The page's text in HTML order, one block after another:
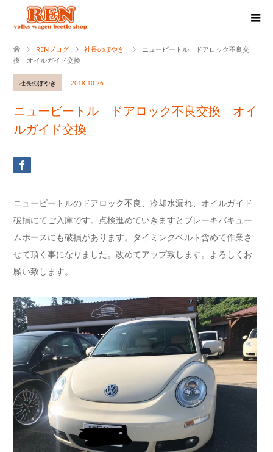
RENブログ 社長のぼやき
ニュービートル ドアロック不良交
換 オイルガイド交換
社長のぼやき 2018.10.26
ニュービートル ドアロック不良交換 オイ
ルガイド交換
ニュービートルのドアロック不良、冷却水漏れ、オイルガイド
破損にてご入庫です。点検進めていきますとブレーキバキュー
ムホースにも破損があります。タイミングベルト含めて作業さ
せて頂く事になりました。改めてアップ致します。よろしくお
願い致します。